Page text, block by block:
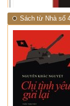
Sách từ Nhà số